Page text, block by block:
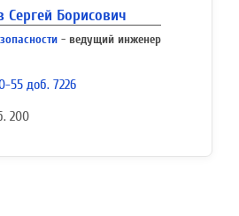
Борисович
- ведущий инженер
55 доб. 7226
200